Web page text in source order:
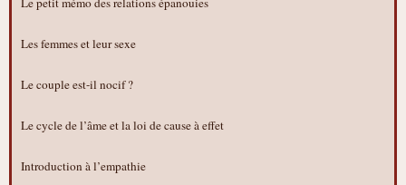
Les femmes et leur sexe
Le couple est-il nocif ?
Le cycle de l’âme et la loi de cause à effet
Introduction à l’empathie